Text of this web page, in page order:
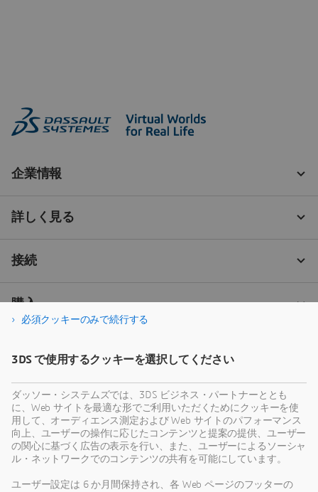
必須クッキーのみで続行する
3DS で使用するクッキーを選択してください
ダッソー・システムズでは、3DS ビジネス・パートナーととも
に、Web サイトを最適な形でご利用いただくためにクッキーを使
用して、オーディエンス測定および Web サイトのパフォーマンス
向上、ユーザーの操作に応じたコンテンツと提案の提供、ユーザー
の関心に基づく広告の表示を行い、また、ユーザーによるソーシャ
ル・ネットワークでのコンテンツの共有を可能にしています。
ユーザー設定は 6 か月間保持され、各 Web ページのフッターの